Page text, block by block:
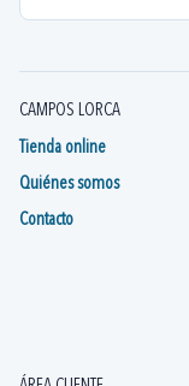
CAMPOS LORCA
Tienda online
Quiénes somos
Contacto